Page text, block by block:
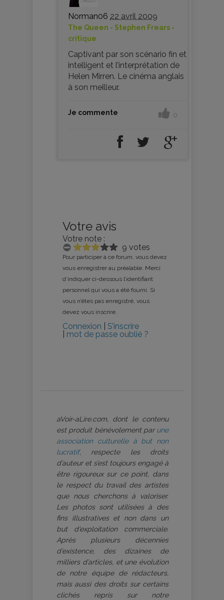
Norman06 22 avril 2009
The Queen - Stephen Frears -
critique
Captivant par son scénario fin et
intelligent et l’interprétation de
Helen Mirren. Le cinéma anglais
à son meilleur.
Je commente 0
Votre avis
Votre note :
9 votes
Pour participer à ce forum, vous devez
vous enregistrer au préalable. Merci
d’indiquer ci-dessous l’identifiant
personnel qui vous a été fourni. Si
vous n’êtes pas enregistré, vous
devez vous inscrire.
Connexion
S’inscrire
mot de passe oublié ?
aVoir-aLire.com, dont le contenu
est produit bénévolement par une
association culturelle à but non
lucratif, respecte les droits
d’auteur et s’est toujours engagé à
être rigoureux sur ce point, dans
le respect du travail des artistes
que nous cherchons à valoriser.
Les photos sont utilisées à des
fins illustratives et non dans un
but d’exploitation commerciale.
Après plusieurs décennies
d’existence, des dizaines de
milliers d’articles, et une évolution
de notre équipe de rédacteurs,
mais aussi des droits sur certains
clichés repris sur notre